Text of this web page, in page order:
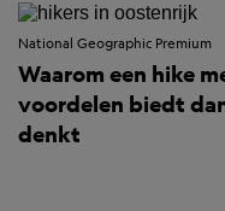
National Geographic Premium
Waarom een hike
voordelen biedt
denkt